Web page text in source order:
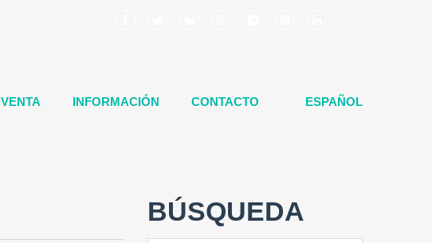
VENTA INFORMACIÓN CONTACTO ESPAÑOL
BÚSQUEDA